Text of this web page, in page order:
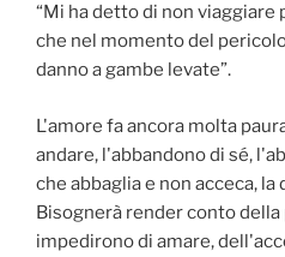
“Mi ha detto di non viaggiare
che nel momento del
danno a gambe levate”.
L'amore fa ancora molta
andare, l'abbandono di sé,
che abbaglia e non acceca,
Bisognerà render conto della
impedirono di amare,